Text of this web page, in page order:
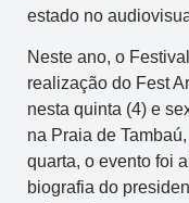
estado no
Neste ano, o
realização do Fest
nesta quinta (4) e
na Praia de
quarta, o evento foi
biografia do